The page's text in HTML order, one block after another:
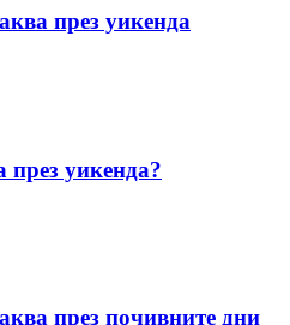
през уикенда
уикенда?
през почивните дни